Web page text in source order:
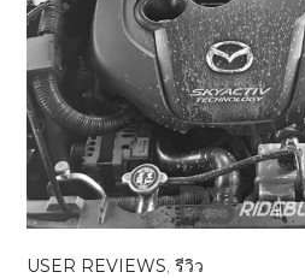
USER REVIEWS ,รีวิว